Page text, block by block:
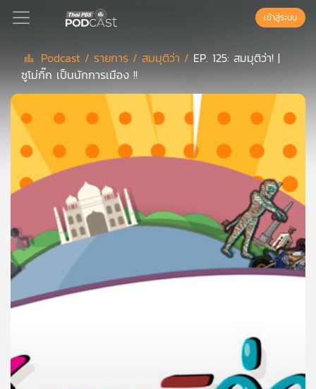
Podcast
เพล
สต์
แนะนำ
เพล
ย์
ลิ
ของ
เพลง
เข้าสู่ระบบ
Podcast / รายการ /สมมุติว่า / EP. 125: สมมุติว่า! |
ซูโม่กิ๊ก เป็นนักการเมือง !!